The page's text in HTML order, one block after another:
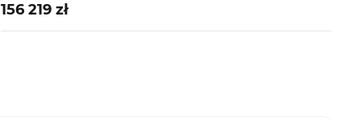
156 219 zł